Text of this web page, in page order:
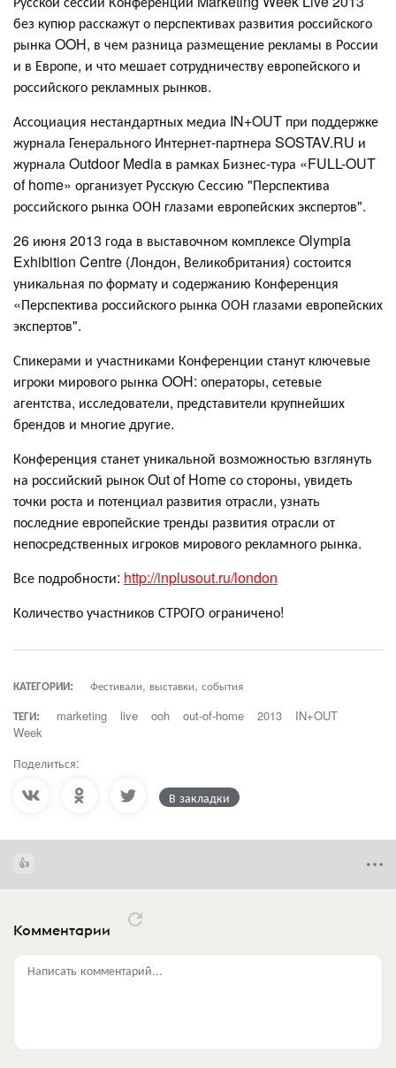
без купюр расскажут о перспективах развития российского
рынка OOH, в чем разница размещение рекламы в России
и в Европе, и что мешает сотрудничеству европейского и
российского рекламных рынков.
Ассоциация нестандартных медиа IN+OUT при поддержке
журнала Генерального Интернет-партнера SOSTAV.RU и
журнала Outdoor Media в рамках Бизнес-тура «FULL-OUT
of home» организует Русскую Сессию "Перспектива
российского рынка ООН глазами европейских экспертов".
26 июня 2013 года в выставочном комплексе Olympia
Exhibition Centre (Лондон, Великобритания) состоится
уникальная по формату и содержанию Конференция
«Перспектива российского рынка ООН глазами европейских
экспертов".
Спикерами и участниками Конференции станут ключевые
игроки мирового рынка OOH: операторы, сетевые
агентства, исследователи, представители крупнейших
брендов и многие другие.
Конференция станет уникальной возможностью взглянуть
на российский рынок Out of Home со стороны, увидеть
точки роста и потенциал развития отрасли, узнать
последние европейские тренды развития отрасли от
непосредственных игроков мирового рекламного рынка.
Все подробности: http://inplusout.ru/london
Количество участников СТРОГО ограничено!
КАТЕГОРИИ:
Фестивали, выставки, события
ТЕГИ:
marketing live ooh out-of-home 2013
IN+OUT
Week
Поделиться:
В закладки
Комментарии
Написать комментарий...